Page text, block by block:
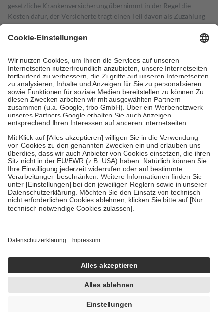
gesetzliche Krankenversicherung übernimmt in der Regel die
Kosten dafür, der Versicherte trägt einen Teil davon als Zuzahlung
mit.
Grundsätzlich leisten Mitglieder Zuzahlungen in Höhe von zehn
höchstens zehn Euro.
Es sind jedoch nie mehr als die tatsächlichen
Kosten der Leistung zu entrichten.
Diese Regeln gelten grundsätzlich auch für Online-Apotheken.
Bei Heilmitteln und häuslicher Krankenpflege beträgt die
Zuzahlung zehn Prozent der Kosten sowie zehn Euro je
Verordnung.
Um das Engagement der Versicherten für ihre eigene Gesundheit zu
stärken und die besondere Stellung der Familie zu unterstützen,
fallenkeine Zuzahlungenan bei:
• Kindern und Jugendlichen bis zum vollendeten 18. Lebensjahr
mit Ausnahme der Fahrkosten
• Untersuchungen zur Vorsorge und Früherkennung, die von der
GKV getragen werden
• empfohlenen Schutzimpfungen
• Harn- und Blutteststreifen
getroffen, um sicherzustellen, dass es sich um echte Bewertungen
https://help.etrusted.com/hc/de/articles/4419944605341
Einige Bilder und Inhalte wurden unter Zuhilfenahme künstlicher